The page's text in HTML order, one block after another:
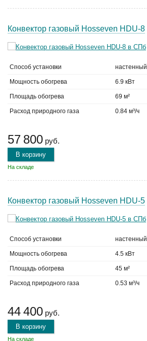
Конвектор газовый Hosseven HDU-8
Способ установки настенный
Мощность обогрева 6.9 кВт
Площадь обогрева 69 м²
Расход природного газа 0.84 м³/ч
57 800 руб.
В корзину
На складе
Конвектор газовый Hosseven HDU-5
Способ установки настенный
Мощность обогрева 4.5 кВт
Площадь обогрева 45 м²
Расход природного газа 0.53 м³/ч
44 400 руб.
В корзину
На складе